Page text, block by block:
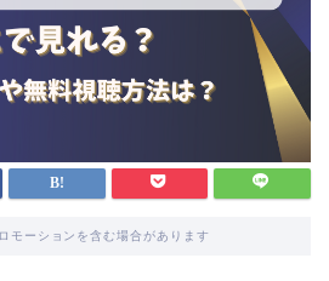
モーションを含む場合があります